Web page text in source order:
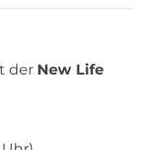
der New Life